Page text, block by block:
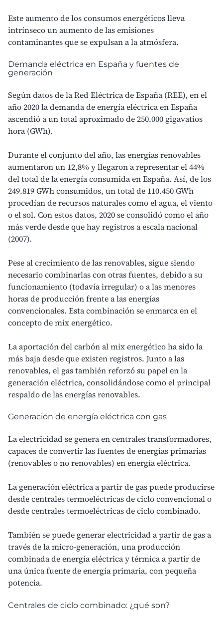
Este aumento de los consumos energéticos lleva
intrínseco un aumento de las emisiones
contaminantes que se expulsan a la atmósfera.
Demanda eléctrica en España y fuentes de
generación
Según datos de la Red Eléctrica de España (REE), en el
año 2020 la demanda de energía eléctrica en España
ascendió a un total aproximado de 250.000 gigavatios
hora (GWh).
Durante el conjunto del año, las energías renovables
aumentaron un 12,8% y llegaron a representar el 44%
del total de la energía consumida en España. Así, de los
249.819 GWh consumidos, un total de 110.450 GWh
procedían de recursos naturales como el agua, el viento
o el sol. Con estos datos, 2020 se consolidó como el año
más verde desde que hay registros a escala nacional
(2007).
Pese al crecimiento de lasrenovables, sigue siendo
necesario combinarlas con otras fuentes, debido a su
funcionamiento (todavía irregular) o a las menores
horas de producción frente a las energías
convencionales. Esta combinación se enmarca en el
concepto demix energético.
La aportación del carbón al mix energético ha sido la
más baja desde que existen registros. Junto a las
renovables, el gas también reforzó su papel en la
generación eléctrica, consolidándose como el principal
respaldo de las energías renovables.
Generación de energía eléctrica con gas
La electricidad se genera en centrales transformadores,
capaces de convertir las fuentes de energías primarias
(renovables o no renovables) en energía eléctrica.
La generación eléctrica a partir de gas puede producirse
desde centrales termoeléctricas de ciclo convencional o
desde centrales termoeléctricas de ciclo combinado.
También se puede generar electricidad a partir de gas a
través de la micro-generación, una producción
combinada de energía eléctrica y térmica a partir de
una única fuente de energía primaria, con pequeña
potencia.
Centrales de ciclo combinado: ¿qué son?